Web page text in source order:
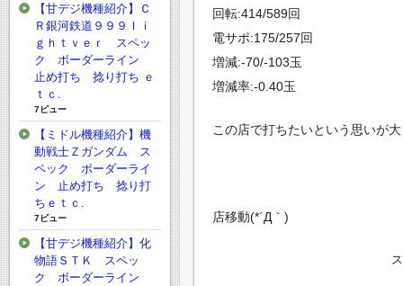
回転:414/589回
電サポ:175/257回
増減:-70/-103玉
増減率:-0.40玉
この店で打ちたいという思いが
店移動(*´Д｀)
【甘デジ機種紹介】Ｃ
Ｒ銀河鉄道９９９ｌｉ
ｇｈｔｖｅｒ スペッ
ク ボーダーライン
止め打ち 捻り打ち ｅ
ｔｃ.
7ビュー
【ミドル機種紹介】機
動戦士Ｚガンダム ス
ペック ボーダーライ
ン 止め打ち 捻り打
ちｅｔｃ.
7ビュー
【甘デジ機種紹介】化
物語ＳＴＫ スペッ
ク ボーダーライン